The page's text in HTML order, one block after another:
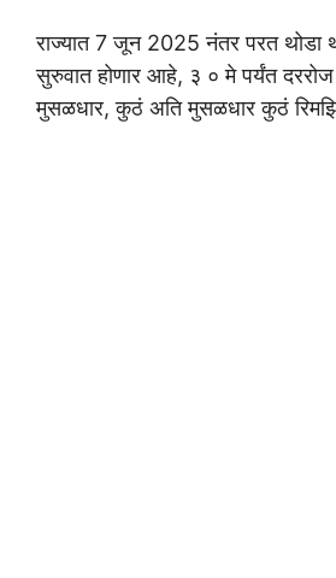
राज्यात 7 जून 2025 नंतर परत थोडा
सुरुवात होणार आहे, ३ ० मे पर्यंत
मुसळधार, कुठं अति मुसळधार कुठं